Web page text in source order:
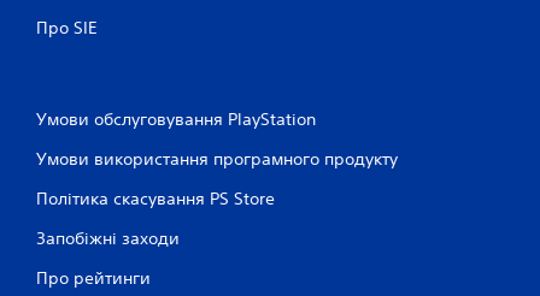
Про SIE
Умови обслуговування PlayStation
Умови використання програмного продукту
Політика скасування PS Store
Запобіжні заходи
Про рейтинги